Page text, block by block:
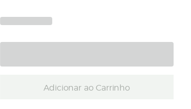
Adicionar ao Carrinho